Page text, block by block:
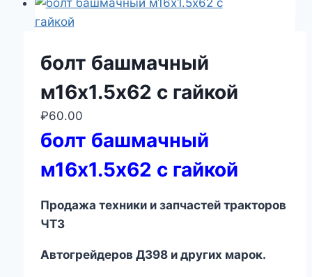
болт башмачный
м16х1.5х62 с гайкой
₽60.00
болт башмачный
м16х1.5х62 с гайкой
Продажа техники и запчастей тракторов
ЧТЗ
Автогрейдеров ДЗ98и других марок.